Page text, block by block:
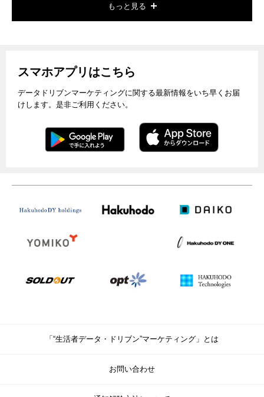
もっと見る
スマホアプリはこちら
データドリブンマーケティングに関する最新情報をいち早くお届
けします。是非ご利用ください。
「“生活者データ・ドリブン”マーケティング」とは
お問い合わせ